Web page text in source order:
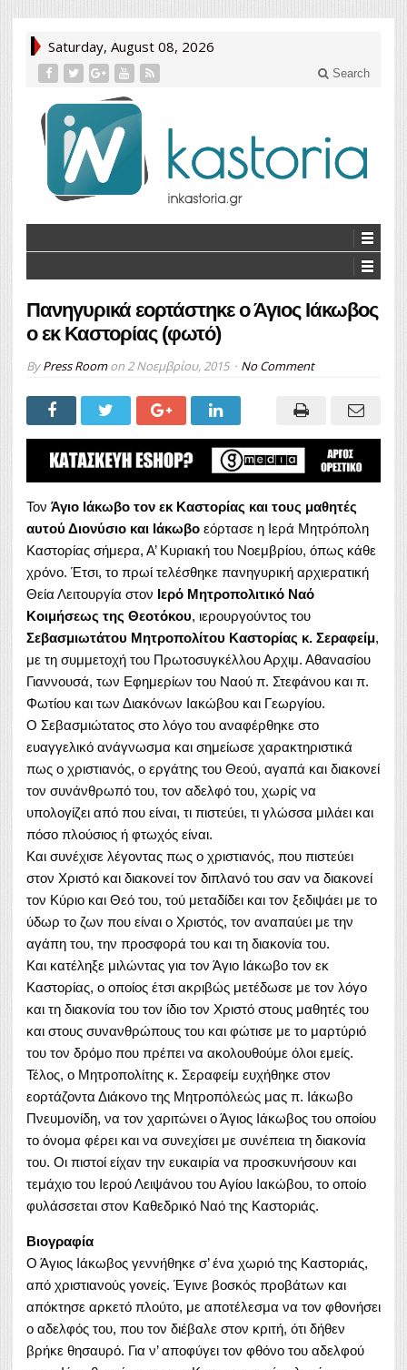
Saturday, August 08, 2026
Search
Πανηγυρικά εορτάστηκε ο Άγιος Ιάκωβος
ο εκ Καστορίας (φωτό)
ByPress Roomon 2 Νοεμβρίου, 2015 No Comment
Τον Άγιο Ιάκωβο τον εκ Καστορίας και τους μαθητές
αυτού Διονύσιο και Ιάκωβο εόρτασε η Ιερά Μητρόπολη
Καστορίας σήμερα, Α’ Κυριακή του Νοεμβρίου, όπως κάθε
χρόνο. Έτσι, το πρωί τελέσθηκε πανηγυρική αρχιερατική
Θεία Λειτουργία στον Ιερό Μητροπολιτικό Ναό
Κοιμήσεως της Θεοτόκου, ιερουργούντος του
Σεβασμιωτάτου Μητροπολίτου Καστορίας κ. Σεραφείμ,
με τη συμμετοχή του Πρωτοσυγκέλλου Αρχιμ. Αθανασίου
Γιαννουσά, των Εφημερίων του Ναού π. Στεφάνου και π.
Φωτίου και των Διακόνων Ιακώβου και Γεωργίου.
Ο Σεβασμιώτατος στο λόγο του αναφέρθηκε στο
ευαγγελικό ανάγνωσμα και σημείωσε χαρακτηριστικά
πως ο χριστιανός, ο εργάτης του Θεού, αγαπά και διακονεί
τον συνάνθρωπό του, τον αδελφό του, χωρίς να
υπολογίζει από που είναι, τι πιστεύει, τι γλώσσα μιλάει και
πόσο πλούσιος ή φτωχός είναι.
Και συνέχισε λέγοντας πως ο χριστιανός, που πιστεύει
στον Χριστό και διακονεί τον διπλανό του σαν να διακονεί
τον Κύριο και Θεό του, τού μεταδίδει και τον ξεδιψάει με το
ύδωρ το ζων που είναι ο Χριστός, τον αναπαύει με την
αγάπη του, την προσφορά του και τη διακονία του.
Και κατέληξε μιλώντας για τον Άγιο Ιάκωβο τον εκ
Καστορίας, ο οποίος έτσι ακριβώς μετέδωσε με τον λόγο
και τη διακονία του τον ίδιο τον Χριστό στους μαθητές του
και στους συνανθρώπους του και φώτισε με το μαρτύριό
του τον δρόμο που πρέπει να ακολουθούμε όλοι εμείς.
Τέλος, ο Μητροπολίτης κ. Σεραφείμ ευχήθηκε στον
εορτάζοντα Διάκονο της Μητροπόλεώς μας π. Ιάκωβο
Πνευμονίδη, να τον χαριτώνει ο Άγιος Ιάκωβος του οποίου
το όνομα φέρει και να συνεχίσει με συνέπεια τη διακονία
του. Οι πιστοί είχαν την ευκαιρία να προσκυνήσουν και
τεμάχιο του Ιερού Λειψάνου του Αγίου Ιακώβου, το οποίο
φυλάσσεται στον Καθεδρικό Ναό της Καστοριάς.
Βιογραφία
Ο Άγιος Ιάκωβος γεννήθηκε σ’ ένα χωριό της Καστοριάς,
από χριστιανούς γονείς. Έγινε βοσκός προβάτων και
απόκτησε αρκετό πλούτο, με αποτέλεσμα να τον φθονήσει
ο αδελφός του, που τον διέβαλε στον κριτή, ότι δήθεν
βρήκε θησαυρό. Για ν’ αποφύγει τον φθόνο του αδελφού